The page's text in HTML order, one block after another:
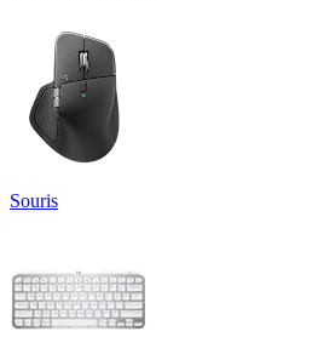
Souris